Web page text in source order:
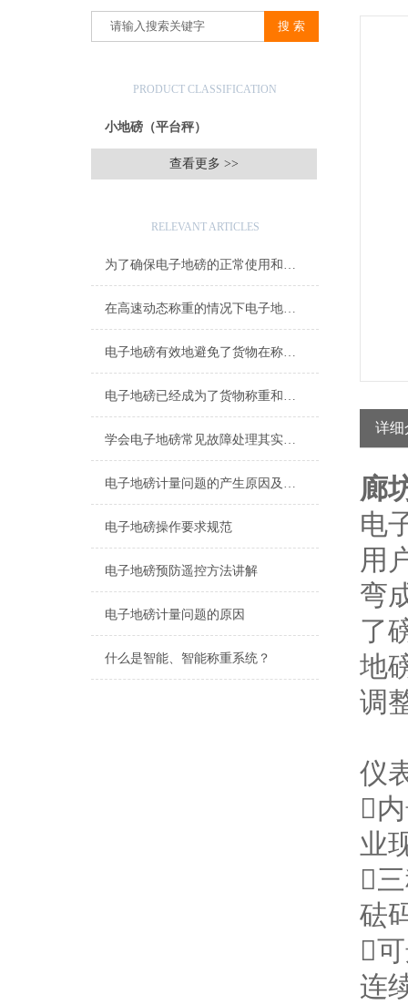
PRODUCT CLASSIFICATION
小地磅（平台秤）
查看更多 >>
RELEVANT ARTICLES
为了确保电子地磅的正常使用和延长其使用寿命该如何准备
在高速动态称重的情况下电子地磅也能保证测量的准确性和稳定性
电子地磅有效地避免了货物在称重过程中的误差
电子地磅已经成为了货物称重和计量的重要工具
学会电子地磅常见故障处理其实非常有必要
电子地磅计量问题的产生原因及解决方法
电子地磅操作要求规范
电子地磅预防遥控方法讲解
电子地磅计量问题的原因
什么是智能、智能称重系统？
详细
廊
电
用
弯
了
地
调
仪

业

砝

连